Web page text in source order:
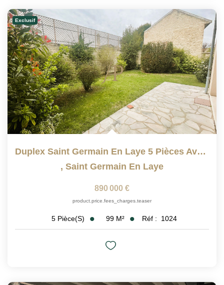
Exclusif
Duplex Saint Germain En Laye 5 Pièces Avec Jardin Privatif
, Saint Germain En Laye
890 000 €
product.price.fees_charges.teaser
5 Pièce(s) 99 M² Réf : 1024